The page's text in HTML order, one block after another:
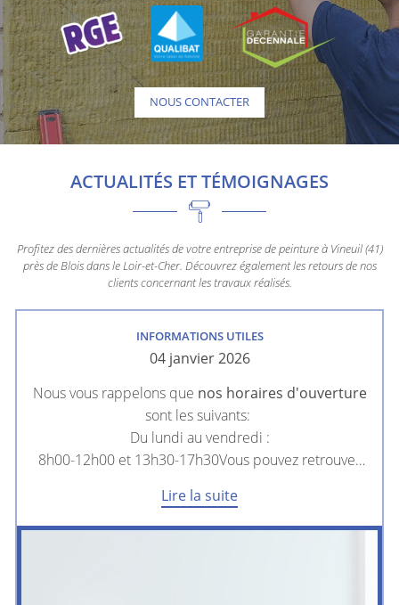
NOUS CONTACTER
ACTUALITÉS ET TÉMOIGNAGES
Profitez des dernières actualités de votre entreprise de peinture à Vineuil (41)
près de Blois dans le Loir-et-Cher. Découvrez également les retours de nos
clients concernant les travaux réalisés.
INFORMATIONS UTILES
04 janvier 2026
Nous vous rappelons que nos horaires d'ouverture
sont les suivants:
Du lundi au vendredi :
8h00-12h00 et 13h30-17h30Vous pouvez retrouver
Pour toutes questions, n'hésitez pas à nous contacter
via notre formulaire de contact ou par téléphone au
Lire la suite